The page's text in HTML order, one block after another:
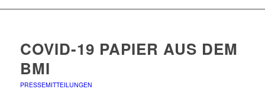
COVID-19 PAPIER AUS DEM
BMI
PRESSEMITTEILUNGEN